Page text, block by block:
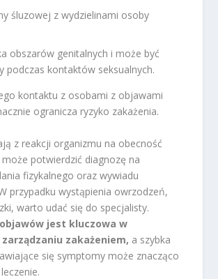
śluzowej z wydzielinami osoby
obszarów genitalnych i może być
podczas kontaktów seksualnych.
kontaktu z osobami z objawami
ogranicza ryzyko zakażenia.
z reakcji organizmu na obecność
potwierdzić diagnozę na
fizykalnego oraz wywiadu
przypadku wystąpienia owrzodzeń,
warto udać się do specjalisty.
jest kluczowa w
zakażeniem, a szybka
się symptomy może znacząco